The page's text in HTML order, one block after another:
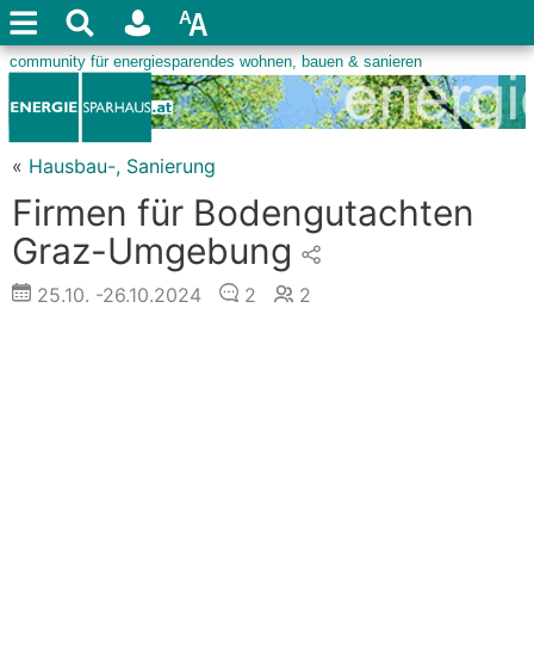
« Hausbau-, Sanierung
Firmen für Bodengutachten
Graz-Umgebung
25.10. -26.10.2024 2 2